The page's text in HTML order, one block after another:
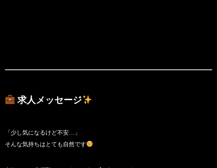
求人メッセージ
「少し気になるけど不安…」
そんな気持ちはとても自然です